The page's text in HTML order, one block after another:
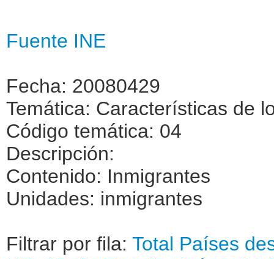
Fuente INE
Fecha: 20080429
Temática: Características de
Código temática: 04
Descripción:
Contenido: Inmigrantes
Unidades: inmigrantes
Filtrar por fila: Total Países